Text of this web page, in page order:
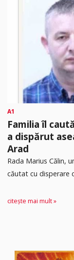
A1
Familia îl
a dispărut
Arad
Rada Marius Călin,
căutat cu disperare
citește mai mult »